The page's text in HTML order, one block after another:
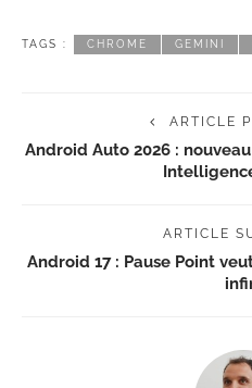
TAGS : CHROME GEMINI
ARTICLE
Android Auto 2026 :
ARTICLE
Android 17 : Pause Point